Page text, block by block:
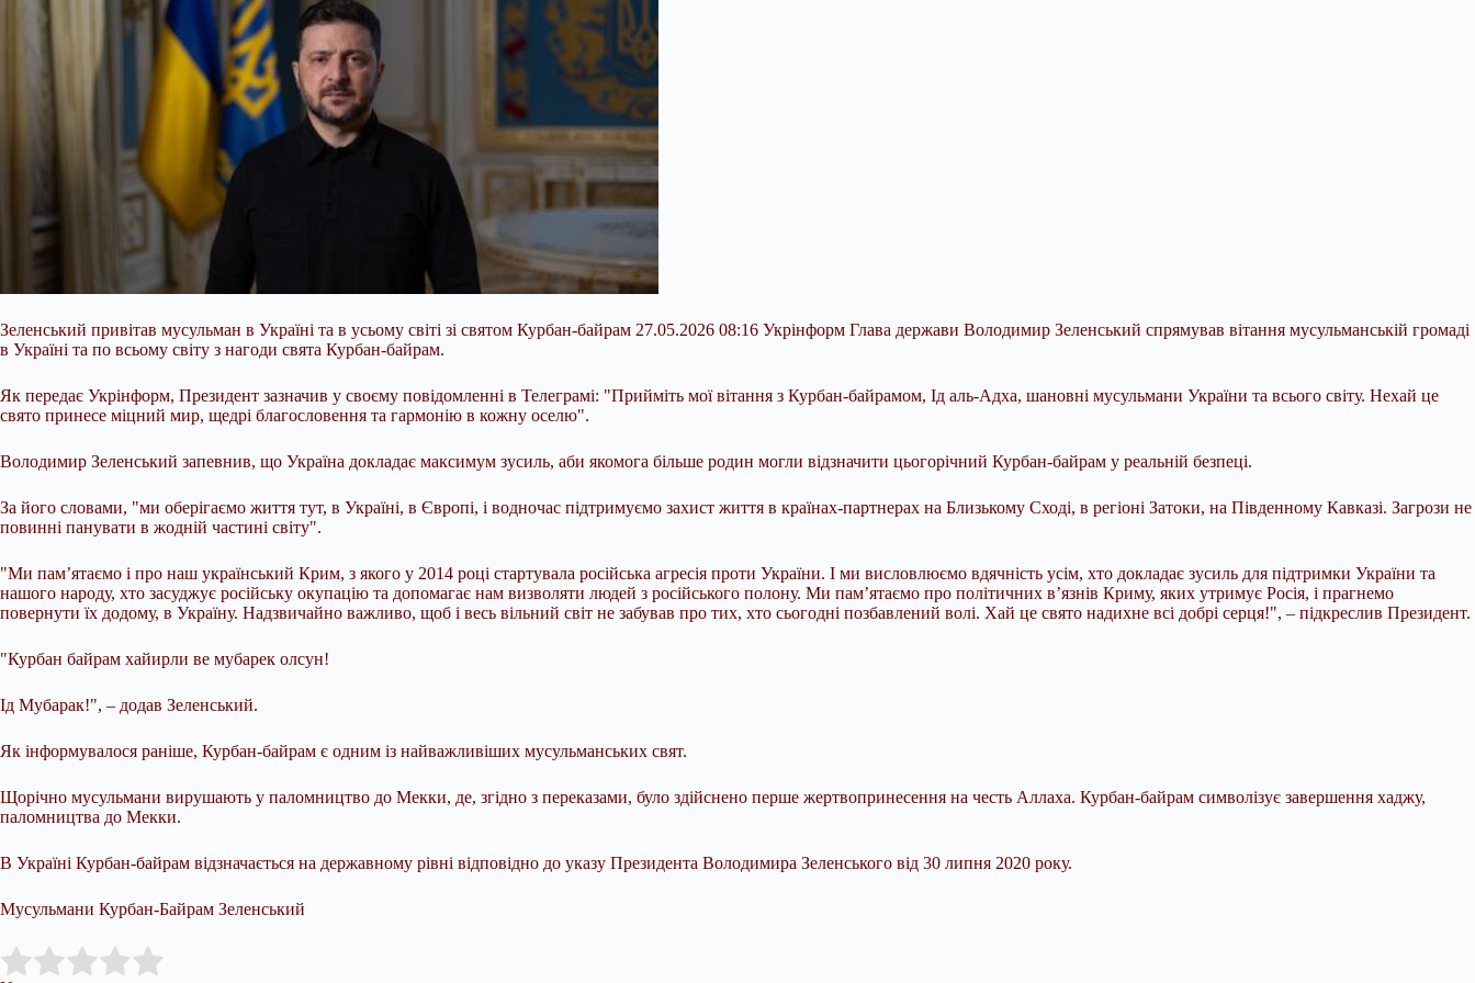
Зеленський привітав мусульман в Україні та в усьому світі зі святом Курбан-байрам 27.05.2026 08:16 Укрінформ Глава держави Володимир Зеленський спрямував вітання мусульманській громаді
в Україні та по всьому світу з нагоди свята Курбан-байрам.
Як передає Укрінформ, Президент зазначив у своєму повідомленні в Телеграмі: "Прийміть мої вітання з Курбан-байрамом, Ід аль-Адха, шановні мусульмани України та всього світу. Нехай це
свято принесе міцний мир, щедрі благословення та гармонію в кожну оселю".
Володимир Зеленський запевнив, що Україна докладає максимум зусиль, аби якомога більше родин могли відзначити цьогорічний Курбан-байрам у реальній безпеці.
За його словами, "ми оберігаємо життя тут, в Україні, в Європі, і водночас підтримуємо захист життя в країнах-партнерах на Близькому Сході, в регіоні Затоки, на Південному Кавказі. Загрози не
повинні панувати в жодній частині світу".
"Ми памʼятаємо і про наш український Крим, з якого у 2014 році стартувала російська агресія проти України. І ми висловлюємо вдячність усім, хто докладає зусиль для підтримки України та
нашого народу, хто засуджує російську окупацію та допомагає нам визволяти людей з російського полону. Ми памʼятаємо про політичних в’язнів Криму, яких утримує Росія, і прагнемо
повернути їх додому, в Україну. Надзвичайно важливо, щоб і весь вільний світ не забував про тих, хто сьогодні позбавлений волі. Хай це свято надихне всі добрі серця!", – підкреслив Президент.
"Курбан байрам хайирли ве мубарек олсун!
Ід Мубарак!", – додав Зеленський.
Як інформувалося раніше, Курбан-байрам є одним із найважливіших мусульманських свят.
Щорічно мусульмани вирушають у паломництво до Мекки, де, згідно з переказами, було здійснено перше жертвопринесення на честь Аллаха. Курбан-байрам символізує завершення хаджу,
паломництва до Мекки.
В Україні Курбан-байрам відзначається на державному рівні відповідно до указу Президента Володимира Зеленського від 30 липня 2020 року.
Мусульмани Курбан-Байрам Зеленський
Rate this item: